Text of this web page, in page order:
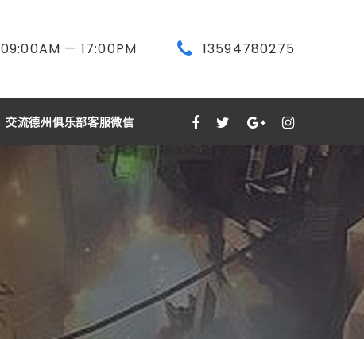
09:00AM — 17:00PM 13594780275
交流德州俱乐部客服微信